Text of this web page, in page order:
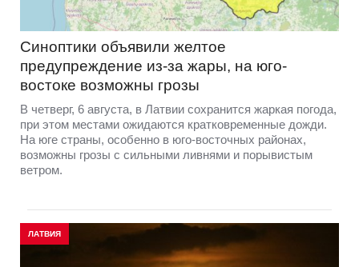
Синоптики объявили желтое
предупреждение из-за жары, на юго-
востоке возможны грозы
В четверг, 6 августа, в Латвии сохранится жаркая погода,
при этом местами ожидаются кратковременные дожди.
На юге страны, особенно в юго-восточных районах,
возможны грозы с сильными ливнями и порывистым
ветром.
ЛАТВИЯ